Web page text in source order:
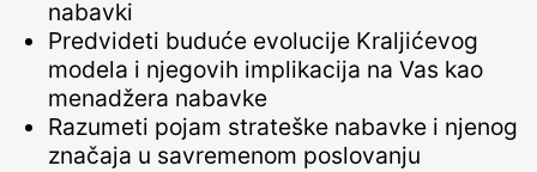
nabavki
Predvideti buduće evolucije Kraljićevog
modela i njegovih implikacija na Vas kao
menadžera nabavke
Razumeti pojam strateške nabavke i njenog
značaja u savremenom poslovanju